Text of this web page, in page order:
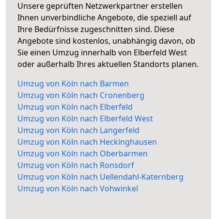
Unsere geprüften Netzwerkpartner erstellen
Ihnen unverbindliche Angebote, die speziell auf
Ihre Bedürfnisse zugeschnitten sind. Diese
Angebote sind kostenlos, unabhängig davon, ob
Sie einen Umzug innerhalb von Elberfeld West
oder außerhalb Ihres aktuellen Standorts planen.
Umzug von Köln nach Barmen
Umzug von Köln nach Cronenberg
Umzug von Köln nach Elberfeld
Umzug von Köln nach Elberfeld West
Umzug von Köln nach Langerfeld
Umzug von Köln nach Heckinghausen
Umzug von Köln nach Oberbarmen
Umzug von Köln nach Ronsdorf
Umzug von Köln nach Uellendahl-Katernberg
Umzug von Köln nach Vohwinkel